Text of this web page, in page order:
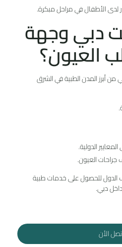
الأطفال في مراحل مبكرة.
دبي وجهة
العيون؟
من أبرز المدن الطبية في الشرق
الدولية.
العيون.
الدول للحصول على خدمات طبية
دبي.
الأن